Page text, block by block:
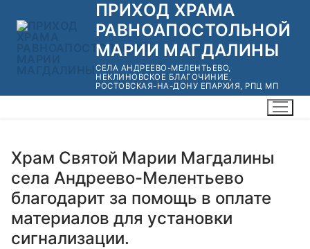
ПРИХОД ХРАМА
РАВНОАПОСТОЛЬНОЙ
МАРИИ МАГДАЛИНЫ
СЕЛА АНДРЕЕВО-МЕЛЕНТЬЕВО,
НЕКЛИНОВСКОЕ БЛАГОЧИНИЕ,
РОСТОВСКАЯ-НА-ДОНУ ЕПАРХИЯ, РПЦ МП
Храм Святой Марии Магдалины
села Андреево-Мелентьево
благодарит за помощь в оплате
материалов для установки
сигнализации.